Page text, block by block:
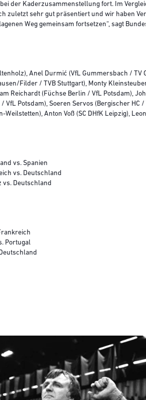
der Kaderzusammenstellung fort. Im
zuletzt sehr gut präsentiert und wir haben
Weg gemeinsam fortsetzen“, sagt
Anel Durmić (VfL Gummersbach / TV
Filder / TVB Stuttgart), Monty
Reichardt (Füchse Berlin / VfL Potsdam),
Potsdam), Soeren Servos (Bergischer
Weilstetten), Anton Voß (SC DHfK Leipzig),
vs. Spanien
vs. Deutschland
vs. Deutschland
Portugal